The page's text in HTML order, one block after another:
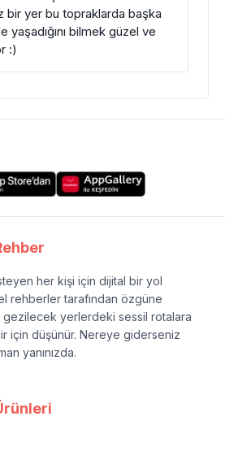
bir yer bu topraklarda başka
yaşadığını bilmek güzel ve
:)
her kişi için dijital bir yol
rehberler tarafından özgüne
gezilecek yerlerdeki sessil rotalara
için düşünür. Nereye giderseniz
yanınızda.